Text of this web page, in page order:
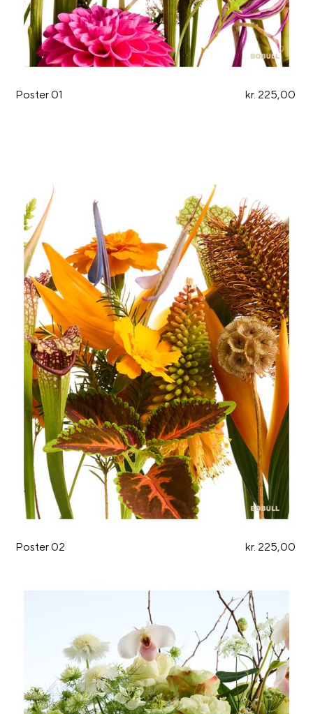
Poster 01 kr. 225,00
Poster 02 kr. 225,00